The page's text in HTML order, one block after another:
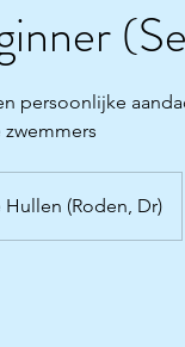
persoonlijke
Hullen (Roden, Dr)